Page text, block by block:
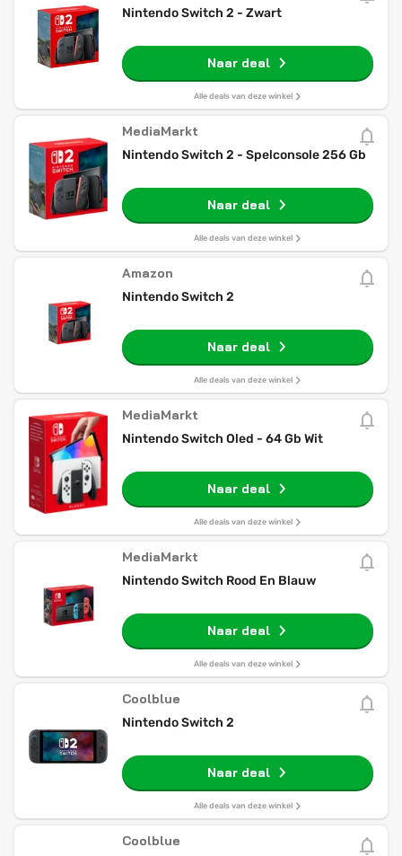
Nintendo Switch 2 - Zwart
Naar deal
Alle deals van deze winkel
MediaMarkt
Nintendo Switch 2 - Spelconsole 256 Gb
Naar deal
Alle deals van deze winkel
Amazon
Nintendo Switch 2
Naar deal
Alle deals van deze winkel
MediaMarkt
Nintendo Switch Oled - 64 Gb Wit
Naar deal
Alle deals van deze winkel
MediaMarkt
Nintendo Switch Rood En Blauw
Naar deal
Alle deals van deze winkel
Coolblue
Nintendo Switch 2
Naar deal
Alle deals van deze winkel
Coolblue